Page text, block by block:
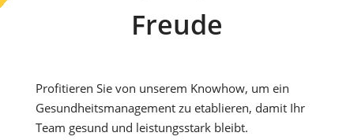
Freude
Profitieren Sie von unserem Knowhow, um ein
Gesundheitsmanagement zu etablieren, damit Ihr
Team gesund und leistungsstark bleibt.